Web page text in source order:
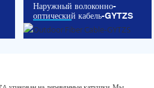
Наружный волоконно-
оптический кабель-GYTZS